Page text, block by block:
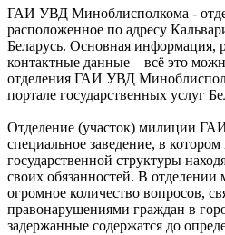
ГАИ УВД Миноблисполкома -
расположенное по адресу
Беларусь. Основная информация,
контактные данные – всё это
отделения ГАИ УВД
портале государственных услуг
Отделение (участок) милиции
специальное заведение, в котором
государственной структуры
своих обязанностей. В
огромное количество вопросов,
правонарушениями граждан в
задержанные содержатся до